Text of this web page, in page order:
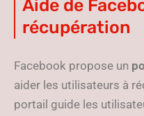
Aide de
récupération
Facebook propose un
aider les utilisateurs à
portail guide les